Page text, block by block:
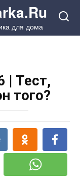
для дома
| Тест,
того?